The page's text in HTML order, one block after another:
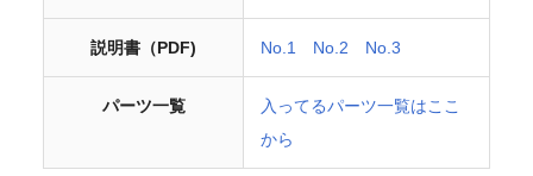
説明書（PDF) No.1 No.2 No.3
パーツ一覧
入ってるパーツ一覧はここ
から